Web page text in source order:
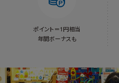
ポイント＝1円相当
年間ボーナスも